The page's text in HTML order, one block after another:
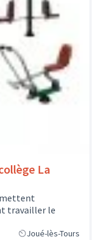
La
travailler le
Joué-lès-Tours